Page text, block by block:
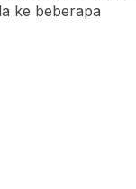
ke beberapa